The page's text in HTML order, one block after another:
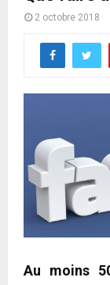
2 octobre 2018
Au moins